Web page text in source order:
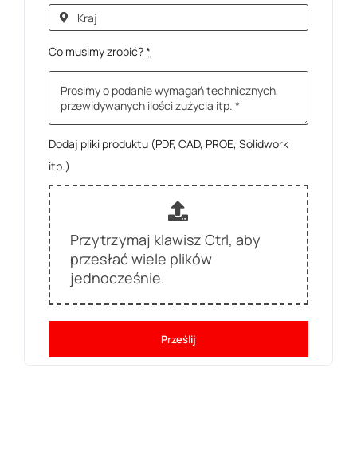
Co musimy zrobić?*
Dodaj pliki produktu (PDF, CAD, PROE, Solidwork
itp.)
Przytrzymaj klawisz Ctrl, aby
przesłać wiele plików
jednocześnie.
Prześlij